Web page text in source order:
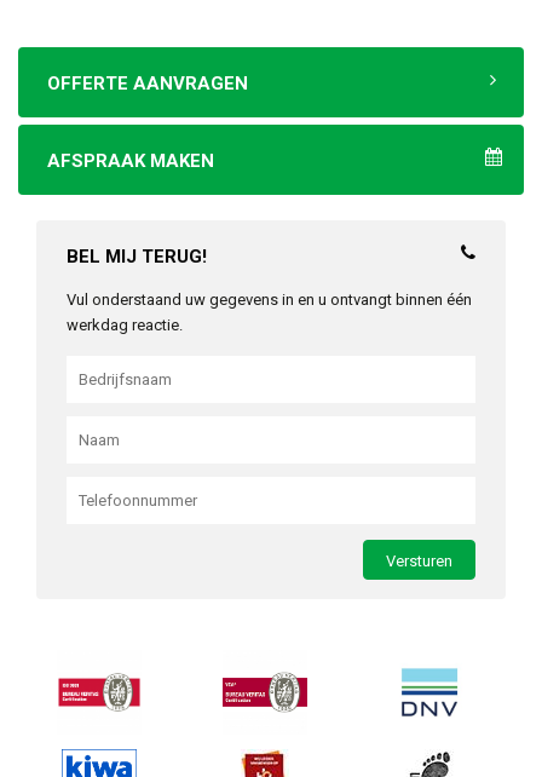
OFFERTE AANVRAGEN
AFSPRAAK MAKEN
BEL MIJ TERUG!
Vul onderstaand uw gegevens in en u ontvangt binnen één
werkdag reactie.